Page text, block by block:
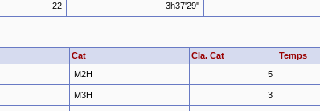
22 3h37'29''
Cat Cla. Cat
Temps
M2H 5
M3H 3